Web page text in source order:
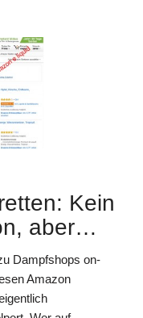
Kein
aber…
Dampfshops on-
Amazon